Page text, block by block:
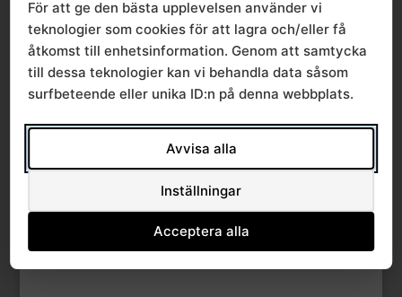
Last Updated
Ärende 2 2013-05-
24, Solidariskt finans
verksamh - rapport
För att ge den bästa upplevelsen använder vi
teknologier som cookies för att lagra och/eller få
åtkomst till enhetsinformation. Genom att samtycka
till dessa teknologier kan vi behandla data såsom
surfbeteende eller unika ID:n på denna webbplats.
Avvisa alla
Inställningar
Acceptera alla